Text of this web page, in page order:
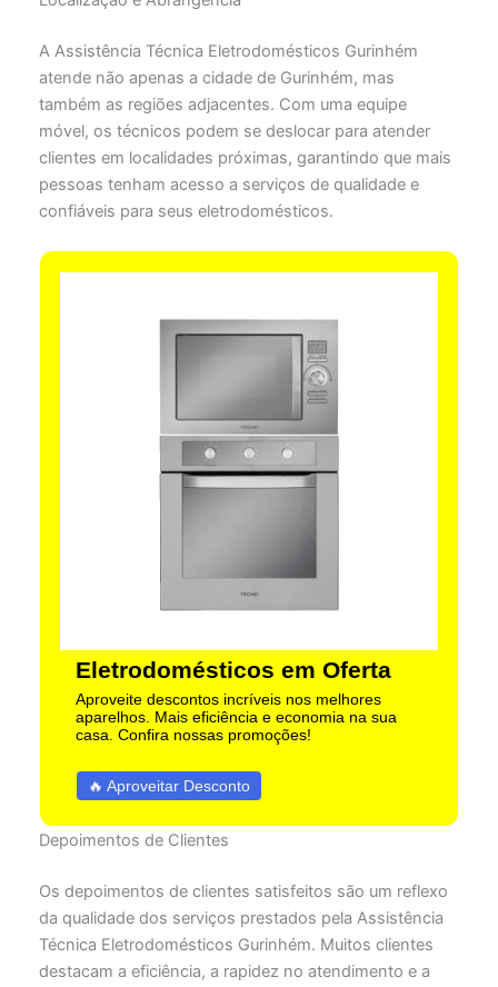
A Assistência Técnica Eletrodomésticos Gurinhém
atende não apenas a cidade de Gurinhém, mas
também as regiões adjacentes. Com uma equipe
móvel, os técnicos podem se deslocar para atender
clientes em localidades próximas, garantindo que mais
pessoas tenham acesso a serviços de qualidade e
confiáveis para seus eletrodomésticos.
Eletrodomésticos em Oferta
Aproveite descontos incríveis nos melhores
aparelhos. Mais eficiência e economia na sua
casa. Confira nossas promoções!
🔥 Aproveitar Desconto
Depoimentos de Clientes
Os depoimentos de clientes satisfeitos são um reflexo
da qualidade dos serviços prestados pela Assistência
Técnica Eletrodomésticos Gurinhém. Muitos clientes
destacam a eficiência, a rapidez no atendimento e a